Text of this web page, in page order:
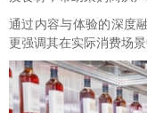
通过内容与体验的深度
更强调其在实际消费场